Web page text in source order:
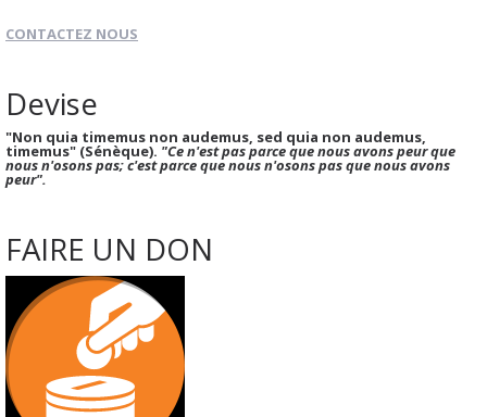
CONTACTEZ NOUS
Devise
"Non quia timemus non audemus, sed quia non audemus,
timemus" (Sénèque). "Ce n'est pas parce que nous avons peur que
nous n'osons pas; c'est parce que nous n'osons pas que nous avons
peur".
FAIRE UN DON